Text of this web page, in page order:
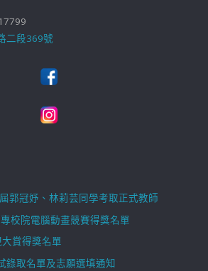
二段369號
郭冠妤、林莉芸同學考取正式教師
校院電腦動畫競賽得獎名單
大賞得獎名單
錄取名單及志願選填通知